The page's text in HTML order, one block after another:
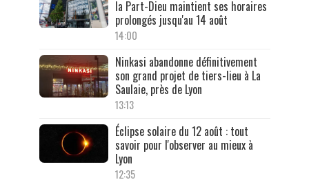
la Part-Dieu maintient ses horaires
prolongés jusqu'au 14 août
14:00
Ninkasi abandonne définitivement
son grand projet de tiers-lieu à La
Saulaie, près de Lyon
13:13
Éclipse solaire du 12 août : tout
savoir pour l'observer au mieux à
Lyon
12:35